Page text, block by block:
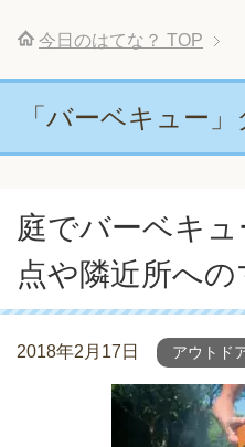
今日のはてな？ TOP
「バーベキュー
庭でバーベキ
点や隣近所への
2018年2月17日 アウトド